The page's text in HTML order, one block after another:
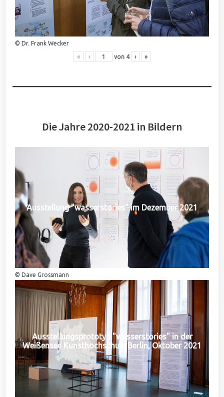
© Dr. Frank Wecker
« ‹ von 4 › »
Die Jahre 2020-2021 in Bildern
Ausstellung "wasserstories" im Dezember 2021
© Dave Grossmann
Ausstellungsprototyp "wasserstories" in der
Weißensee Kunsthochschule Berlin, Oktober 2021